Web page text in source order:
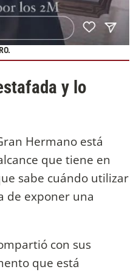
y lo
Hermano está
que tiene en
sabe cuándo utilizar
de exponer una
con sus
que está